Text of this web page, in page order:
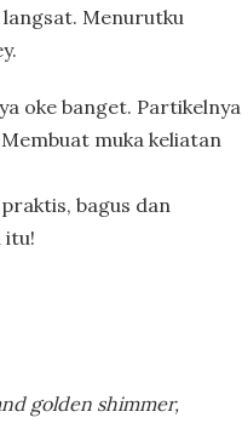
Menurutku
oke banget. Partikelnya
muka keliatan
bagus dan
itu!
golden shimmer,